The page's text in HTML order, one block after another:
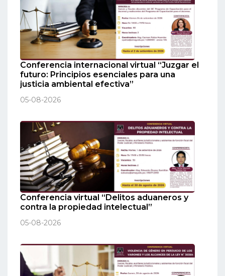
Conferencia internacional virtual “Juzgar el
futuro: Principios esenciales para una
justicia ambiental efectiva”
05-08-2026
Conferencia virtual “Delitos aduaneros y
contra la propiedad intelectual”
05-08-2026